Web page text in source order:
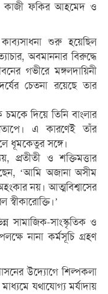
কাজী ফকির আহমেদ ও
শুরু হয়েছিল
অবমাননার বিরুদ্ধে
গভীরে মঙ্গলদায়িনী
চেতনা রয়েছে তার
দিয়ে তিনি বাংলার
এ কারণেই তাঁর
ধূমকেতুর সঙ্গে।
প্রতীতী ও শক্তিমত্তার
‘আমি অজানা অসীম
নয়। আত্মবিশ্বাসের
সামাজিক-সাংস্কৃতিক ও
নানা কর্মসূচি গ্রহণ
উদ্যোগে শিল্পকলা
যথাযোগ্য মর্যাদায়